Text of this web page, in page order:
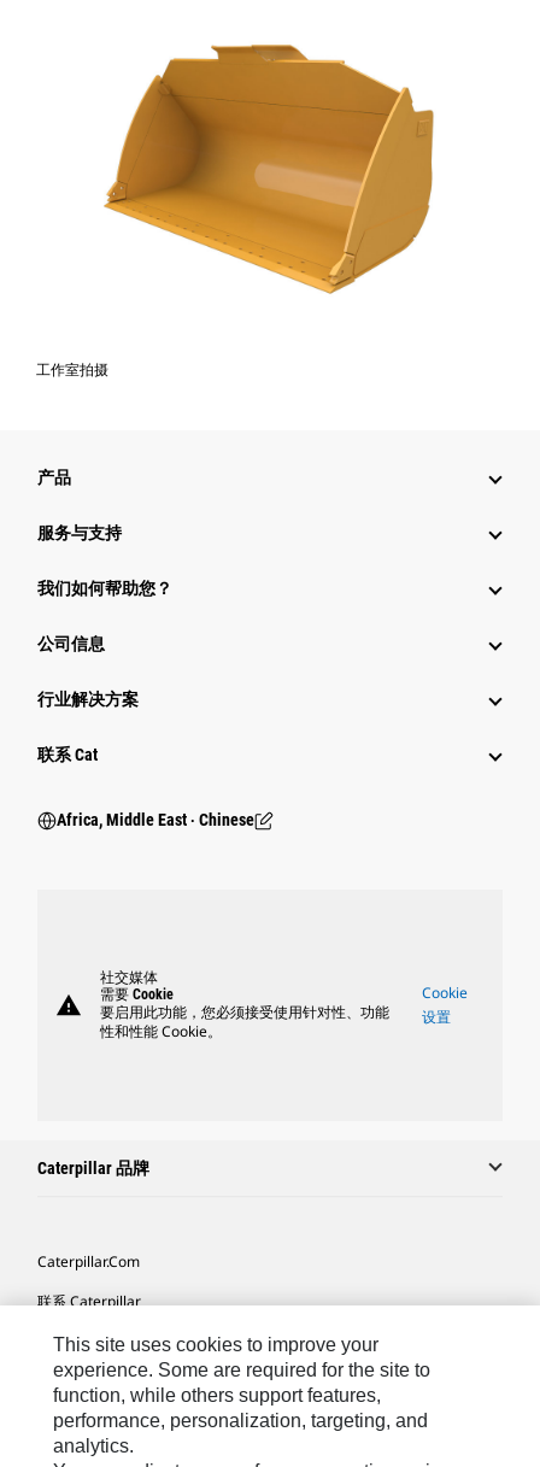
工作室拍摄
产品
服务与支持
我们如何帮助您？
公司信息
行业解决方案
行业
联系 Cat
Africa, Middle East ‧ Chinese
warning
社交媒体
需要 Cookie
要启用此功能，您必须接受使用针对性、功能
性和性能 Cookie。
Cookie
设置
Caterpillar 品牌
Caterpillar.com
联系 Caterpillar
我的营销首选项
站点地图
Cookie Settings
法律
This site uses cookies to improve your
experience. Some are required for the site to
function, while others support features,
performance, personalization, targeting, and
analytics.